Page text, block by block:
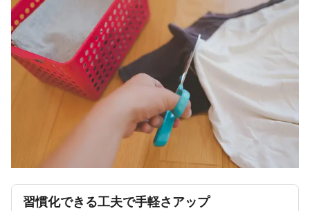
習慣化できる工夫で手軽さアップ